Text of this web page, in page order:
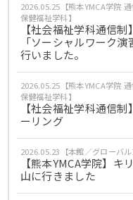
2026.05.25【熊本YMCA学院
保健福祉学科】
【社会福祉学科通信
「ソーシャルワーク
行いました。
2026.05.25【熊本YMCA学院
保健福祉学科】
【社会福祉学科通信
ーリング
2026.05.23【本館／グローバル
【熊本YMCA学院】
山に行きました